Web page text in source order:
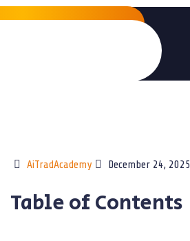
AiTradAcademy December 24, 2025
Table of Contents